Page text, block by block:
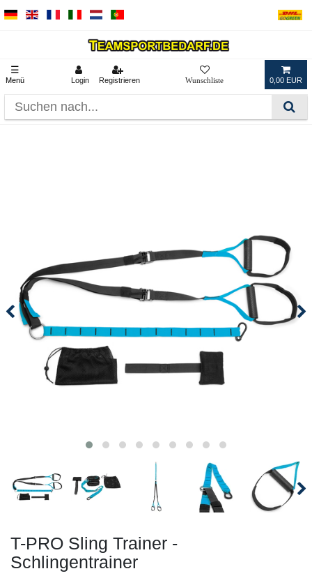
☰
Menü Login Registrieren 0,00 EUR
T-PRO Sling Trainer -
Schlingentrainer